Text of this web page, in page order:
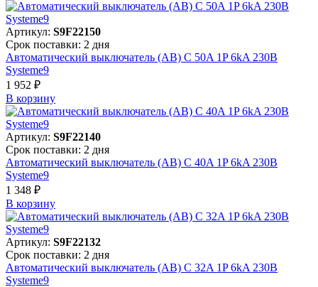
Артикул: S9F22150
Срок поставки: 2 дня
Автоматический выключатель (АВ) C 50A 1P 6kA 230В
Systeme9
1 952 ₽
В корзинy
Артикул: S9F22140
Срок поставки: 2 дня
Автоматический выключатель (АВ) C 40A 1P 6kA 230В
Systeme9
1 348 ₽
В корзинy
Артикул: S9F22132
Срок поставки: 2 дня
Автоматический выключатель (АВ) C 32A 1P 6kA 230В
Systeme9